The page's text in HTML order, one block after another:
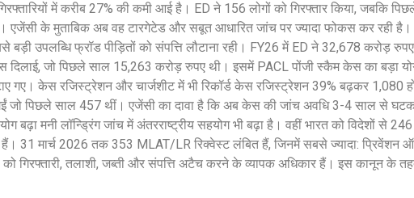
में करीब 27% की कमी आई है। ED ने 156 लोगों को गिरफ्तार किया, जबकि
के मुताबिक अब वह टारगेटेड और सबूत आधारित जांच पर ज्यादा फोकस कर रही है।
बड़ी उपलब्धि फ्रॉड पीड़ितों को संपत्ति लौटाना रही। FY26 में ED ने 32,678 करोड़
दिलाई, जो पिछले साल 15,263 करोड़ रुपए थी। इसमें PACL पोंजी स्कैम केस का बड़ा
गए। केस रजिस्ट्रेशन और चार्जशीट में भी रिकॉर्ड केस रजिस्ट्रेशन 39% बढ़कर 1,080
जो पिछले साल 457 थीं। एजेंसी का दावा है कि अब केस की जांच अवधि 3-4 साल से
बढ़ा मनी लॉन्ड्रिंग जांच में अंतरराष्ट्रीय सहयोग भी बढ़ा है। वहीं भारत को विदेशों से
31 मार्च 2026 तक 353 MLAT/LR रिक्वेस्ट लंबित हैं, जिनमें सबसे ज्यादा: प्रिवेंशन
गिरफ्तारी, तलाशी, जब्ती और संपत्ति अटैच करने के व्यापक अधिकार हैं। इस कानून के